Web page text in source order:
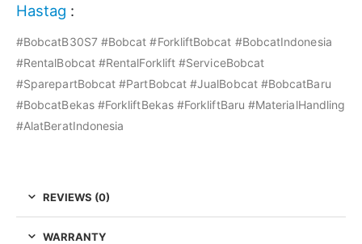
Hastag :
#BobcatB30S7 #Bobcat #ForkliftBobcat #BobcatIndonesia
#RentalBobcat #RentalForklift #ServiceBobcat
#SparepartBobcat #PartBobcat #JualBobcat #BobcatBaru
#BobcatBekas #ForkliftBekas #ForkliftBaru #MaterialHandling
#AlatBeratIndonesia
REVIEWS (0)
WARRANTY